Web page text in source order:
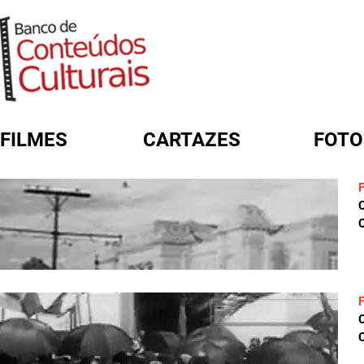
FILMES CARTAZES
FORMULÁRIO DE BUSCA